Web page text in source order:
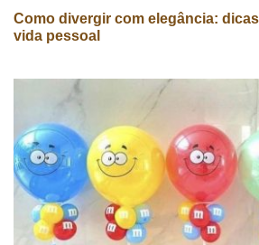
Como divergir com elegância:
vida pessoal